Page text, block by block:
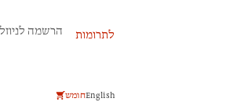
לתרומות הרשמה
Englishחומש